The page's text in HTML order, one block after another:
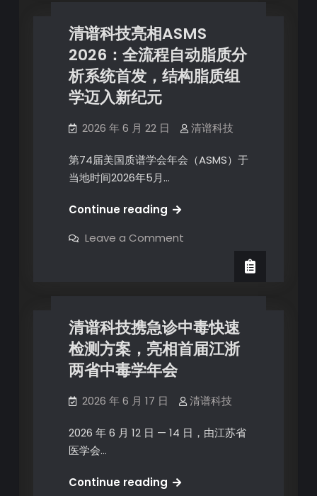
清谱科技亮相ASMS
2026：全流程自动脂质分
析系统首发，结构脂质组
学迈入新纪元
2026 年 6 月 22 日 清谱科技
第74届美国质谱学会年会（ASMS）于
当地时间2026年5月…
Continue reading
Leave a Comment
清谱科技携急诊中毒快速
检测方案，亮相首届江浙
两省中毒学年会
2026 年 6 月 17 日 清谱科技
2026 年 6 月 12 日 — 14 日，由江苏省
医学会…
Continue reading